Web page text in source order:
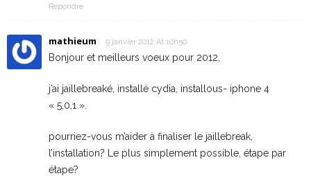
Répondre
mathieum 9 janvier 2012 At 10h50
Bonjour et meilleurs voeux pour 2012,
j’ai jaillebreaké, installé cydia, installous- iphone 4
« 5,0,1 ».
pourriez-vous m’aider à finaliser le jaillebreak,
l’installation? Le plus simplement possible, étape par
étape?